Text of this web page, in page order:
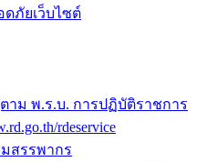
ภัยเว็บไซต์
าม พ.ร.บ. การปฏิบัติราชการ
rdeservice
มสรรพากร